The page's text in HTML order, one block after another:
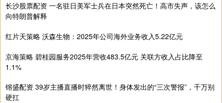
长沙股票配资 一名驻日美军士兵在日本突然死亡！高市失声，该怎么
向特朗普解释
红片天策略 沃森生物：2025年公司海外业务收入5.22亿元
京海策略 碧桂园服务2025年营收483.5亿元 关联方收入占比降至
1.1%
镕盛配资 39岁主播直播时猝然离世！身体发出的“三次警报”，千万别
硬扛